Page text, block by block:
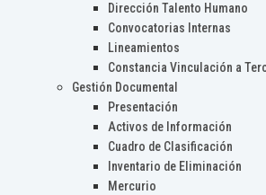
Dirección Talento Humano
Convocatorias Internas
Lineamientos
Constancia Vinculación a
Gestión Documental
Presentación
Activos de Información
Cuadro de Clasificación
Inventario de Eliminación
Mercurio